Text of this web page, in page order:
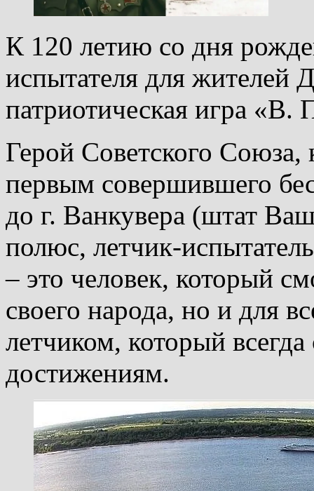
К 120 летию со дня
испытателя для жителей
патриотическая игра
Герой Советского Союза,
первым совершившего
до г. Ванкувера (штат
полюс, летчик-
– это человек, который
своего народа, но и для
летчиком, который
достижениям.